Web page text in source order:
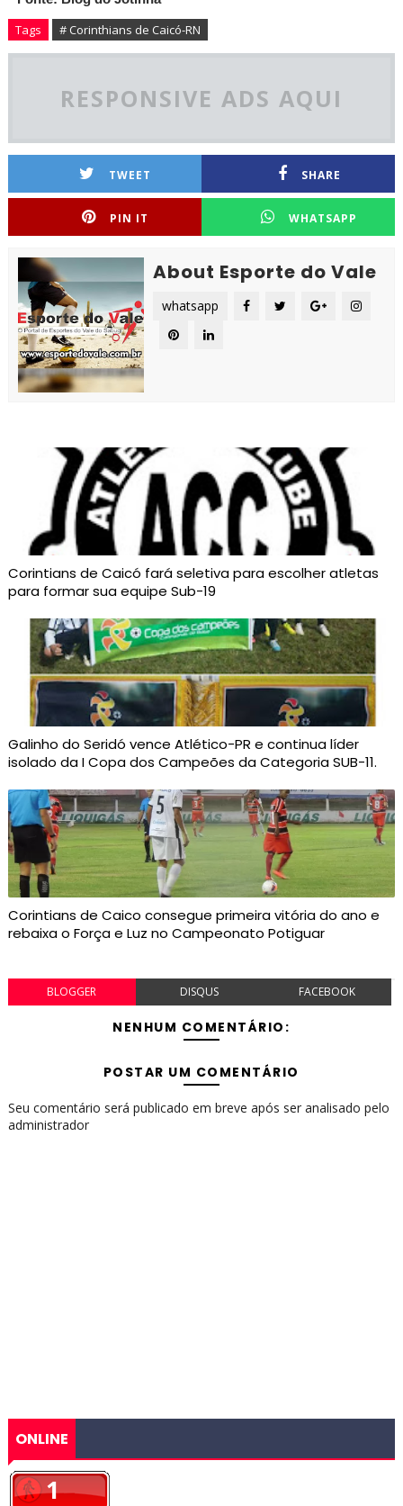
Tags # Corinthians de Caicó-RN
RESPONSIVE ADS AQUI
TWEET SHARE
PIN IT WHATSAPP
About Esporte do Vale
whatsapp
Corintians de Caicó fará seletiva para escolher atletas
para formar sua equipe Sub-19
Galinho do Seridó vence Atlético-PR e continua líder
isolado da I Copa dos Campeões da Categoria SUB-11.
Corintians de Caico consegue primeira vitória do ano e
rebaixa o Força e Luz no Campeonato Potiguar
BLOGGER DISQUS FACEBOOK
NENHUM COMENTÁRIO:
POSTAR UM COMENTÁRIO
Seu comentário será publicado em breve após ser analisado pelo
administrador
ONLINE